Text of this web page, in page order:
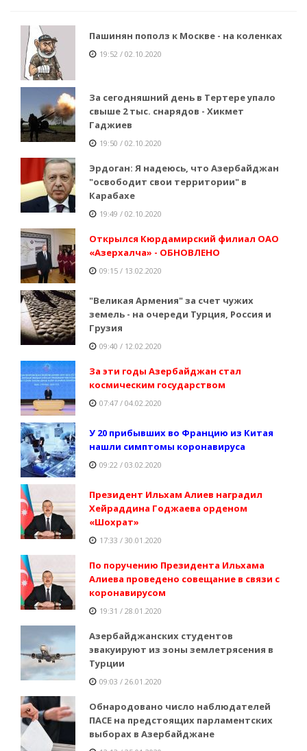
Пашинян пополз к Москве - на коленках
19:52 / 02.10.2020
За сегодняшний день в Тертере упало
свыше 2 тыс. снарядов - Хикмет
Гаджиев
19:50 / 02.10.2020
Эрдоган: Я надеюсь, что Азербайджан
"освободит свои территории" в
Карабахе
19:49 / 02.10.2020
Открылся Кюрдамирский филиал ОАО
«Азерхалча» - ОБНОВЛЕНО
09:15 / 13.02.2020
"Великая Армения" за счет чужих
земель - на очереди Турция, Россия и
Грузия
09:40 / 12.02.2020
За эти годы Азербайджан стал
космическим государством
07:47 / 04.02.2020
У 20 прибывших во Францию из Китая
нашли симптомы коронавируса
09:22 / 03.02.2020
Президент Ильхам Алиев наградил
Хейраддина Годжаева орденом
«Шохрат»
17:33 / 30.01.2020
По поручению Президента Ильхама
Алиева проведено совещание в связи с
коронавирусом
19:31 / 28.01.2020
Азербайджанских студентов
эвакуируют из зоны землетрясения в
Турции
09:03 / 26.01.2020
Обнародовано число наблюдателей
ПАСЕ на предстоящих парламентских
выборах в Азербайджане